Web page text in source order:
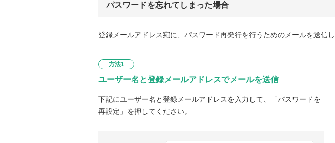
パスワードを忘れてしまった場合
登録メールアドレス宛に、パスワード再発行を行うためのメールを送信
方法1
ユーザー名と登録メールアドレスでメールを送信
下記にユーザー名と登録メールアドレスを入力して、「パスワードを
再設定」を押してください。